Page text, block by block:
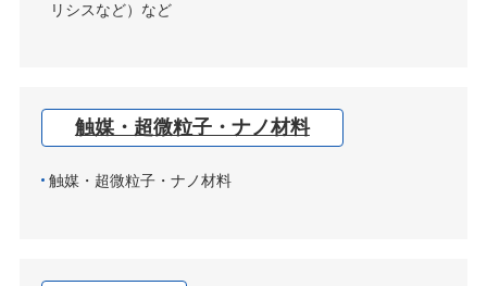
リシスなど）など
触媒・超微粒子・ナノ材料
触媒・超微粒子・ナノ材料